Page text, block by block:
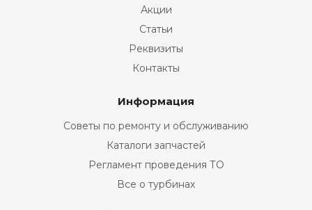
Акции
Статьи
Реквизиты
Контакты
Информация
Советы по ремонту и обслуживанию
Каталоги запчастей
Регламент проведения ТО
Все о турбинах